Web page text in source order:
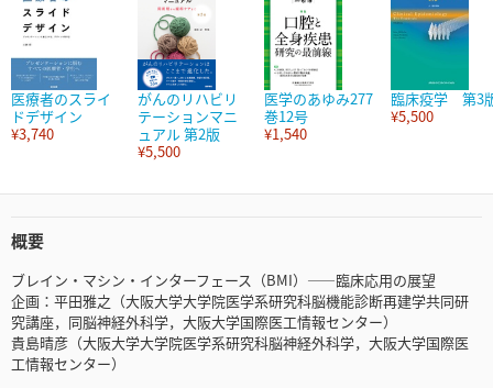
医療者のスライ
ドデザイン
¥3,740
がんのリハビリ
テーションマニ
ュアル 第2版
¥5,500
医学のあゆみ277
巻12号
¥1,540
臨床疫学 第3
¥5,500
概要
ブレイン・マシン・インターフェース（BMI）――臨床応用の展望
企画：平田雅之（大阪大学大学院医学系研究科脳機能診断再建学共同研
究講座，同脳神経外科学，大阪大学国際医工情報センター）
貴島晴彦（大阪大学大学院医学系研究科脳神経外科学，大阪大学国際医
工情報センター）